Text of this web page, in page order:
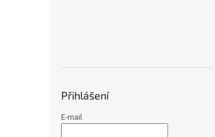
Přihlášení
E-mail